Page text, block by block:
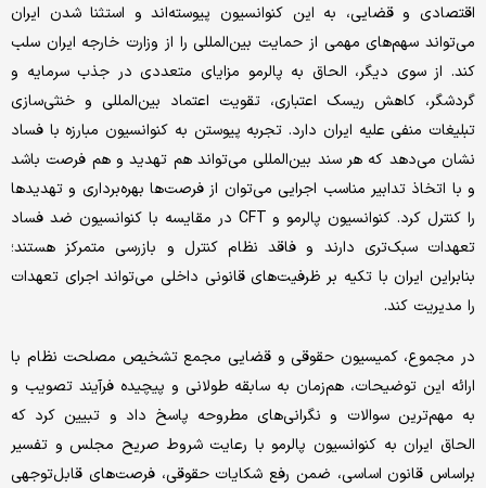
اقتصادی و قضایی، به این کنوانسیون پیوسته‌اند و استثنا شدن ایران
می‌تواند سهم‌های مهمی از حمایت بین‌المللی را از وزارت خارجه ایران سلب
کند. از سوی دیگر، الحاق به پالرمو مزایای متعددی در جذب سرمایه و
گردشگر، کاهش ریسک اعتباری، تقویت اعتماد بین‌المللی و خنثی‌سازی
تبلیغات منفی علیه ایران دارد. تجربه پیوستن به کنوانسیون مبارزه با فساد
نشان می‌دهد که هر سند بین‌المللی می‌تواند هم تهدید و هم فرصت باشد
و با اتخاذ تدابیر مناسب اجرایی می‌توان از فرصت‌ها بهره‌برداری و تهدیدها
را کنترل کرد. کنوانسیون پالرمو و CFT در مقایسه با کنوانسیون ضد فساد
تعهدات سبک‌تری دارند و فاقد نظام کنترل و بازرسی متمرکز هستند؛
بنابراین ایران با تکیه بر ظرفیت‌های قانونی داخلی می‌تواند اجرای تعهدات
را مدیریت کند.
در مجموع، کمیسیون حقوقی و قضایی مجمع تشخیص مصلحت نظام با
ارائه این ‌توضیحات، هم‌زمان به سابقه طولانی و پیچیده فرآیند تصویب و
به مهم‌ترین سوالات و نگرانی‌های مطروحه پاسخ داد و تبیین کرد که
الحاق ایران به کنوانسیون پالرمو با رعایت شروط صریح مجلس و تفسیر
بر‌اساس قانون اساسی، ضمن رفع شکایات حقوقی، فرصت‌های قابل‌توجهی